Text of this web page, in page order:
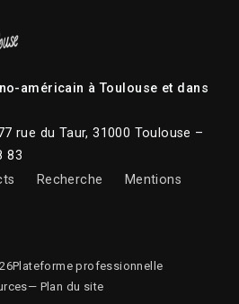
américain à Toulouse et dans
rue du Taur, 31000 Toulouse –
83
Recherche
Mentions
Plateforme professionnelle
— Plan du site